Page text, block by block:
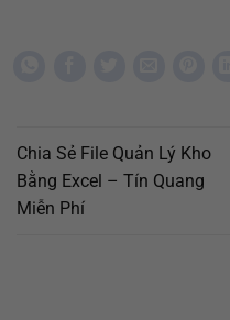
Chia Sẻ File Quản Lý Kho
Bằng Excel – Tín Quang
Miễn Phí